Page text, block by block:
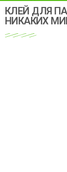
КЛЕЙ ДЛЯ
НИКАКИХ